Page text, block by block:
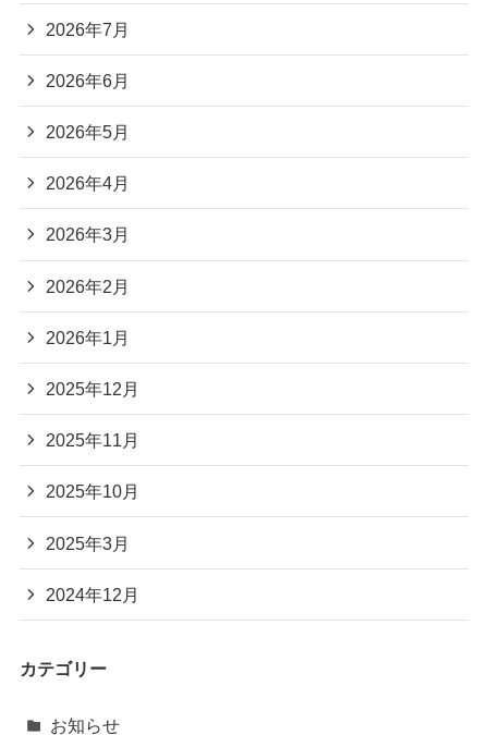
2026年7月
2026年6月
2026年5月
2026年4月
2026年3月
2026年2月
2026年1月
2025年12月
2025年11月
2025年10月
2025年3月
2024年12月
カテゴリー
お知らせ